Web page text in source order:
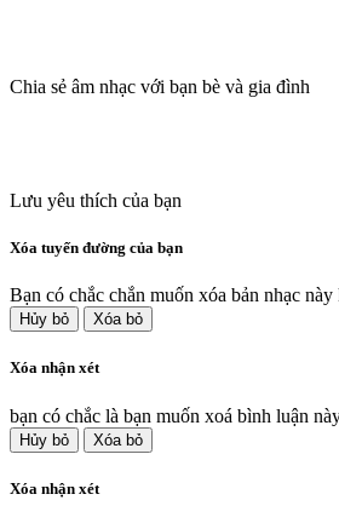
Chia sẻ âm nhạc với bạn bè và gia đình
Lưu yêu thích của bạn
Xóa tuyến đường của bạn
Bạn có chắc chắn muốn xóa bản nhạc này
Hủy bỏ Xóa bỏ
Xóa nhận xét
bạn có chắc là bạn muốn xoá bình luận
Hủy bỏ Xóa bỏ
Xóa nhận xét